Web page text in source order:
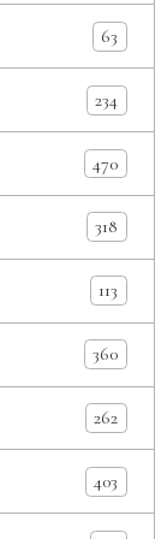
63
234
470
318
113
360
262
403